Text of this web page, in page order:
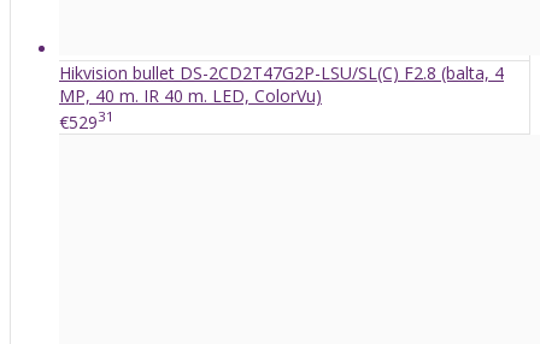
Hikvision bullet DS-2CD2T47G2P-LSU/SL(C) F2.8 (balta, 4
MP, 40 m. IR 40 m. LED, ColorVu)
€52931